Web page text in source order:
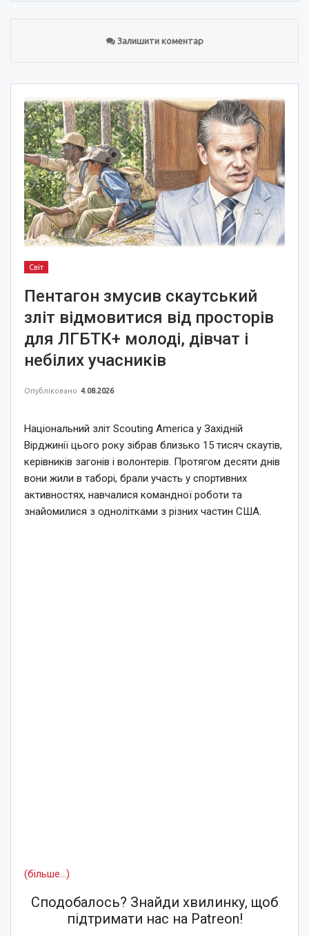
Залишити коментар
Світ
Пентагон змусив скаутський
зліт відмовитися від просторів
для ЛГБТК+ молоді, дівчат і
небілих учасників
Опубліковано 4.08.2026
Національний зліт Scouting America у Західній
Вірджинії цього року зібрав близько 15 тисяч скаутів,
керівників загонів і волонтерів. Протягом десяти днів
вони жили в таборі, брали участь у спортивних
активностях, навчалися командної роботи та
знайомилися з однолітками з різних частин США.
(більше…)
Сподобалось? Знайди хвилинку, щоб
підтримати нас на Patreon!